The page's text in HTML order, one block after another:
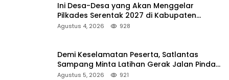
Ini Desa-Desa yang Akan Menggelar
Pilkades Serentak 2027 di Kabupaten
Sumenep
Agustus 4, 2026 928
Demi Keselamatan Peserta, Satlantas
Sampang Minta Latihan Gerak Jalan Pindah
ke Lokasi Aman
Agustus 5, 2026 921